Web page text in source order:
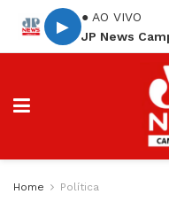
▶
● AO VIVO
JP News
Home Política